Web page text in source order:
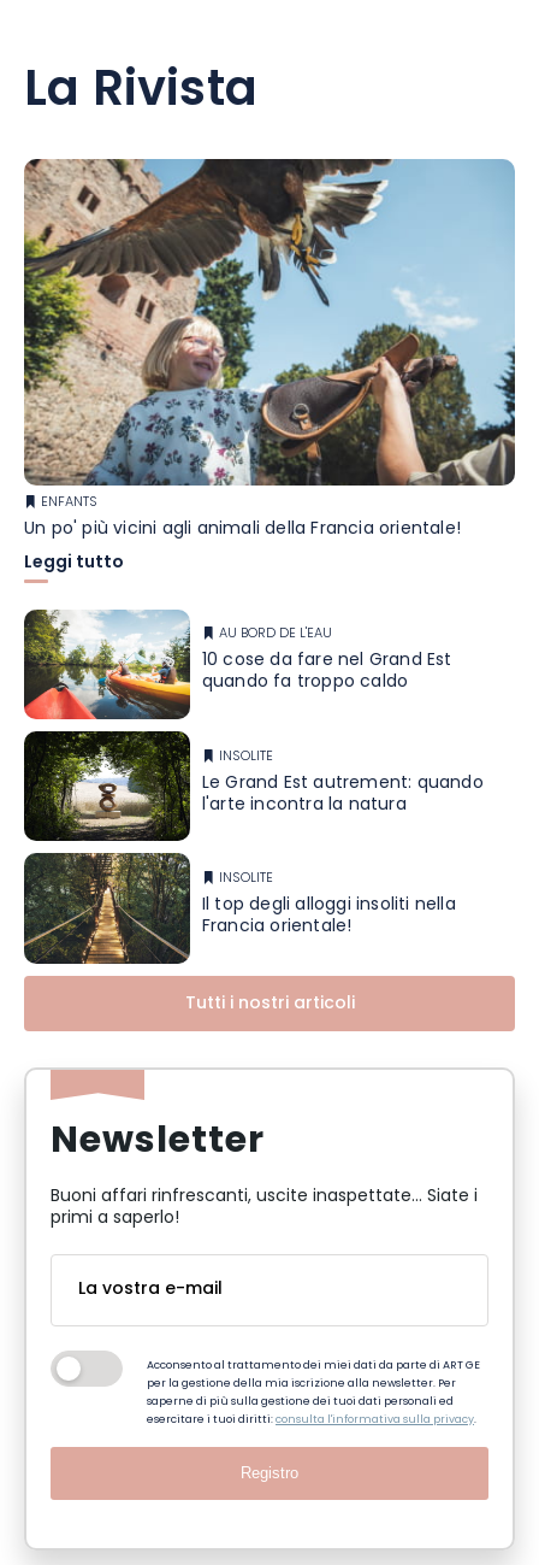
La Rivista
ENFANTS
Un po' più vicini agli animali della Francia orientale!
Leggi tutto
AU BORD DE L'EAU
10 cose da fare nel Grand Est
quando fa troppo caldo
INSOLITE
Le Grand Est autrement: quando
l'arte incontra la natura
INSOLITE
Il top degli alloggi insoliti nella
Francia orientale!
Tutti i nostri articoli
Newsletter
Buoni affari rinfrescanti, uscite inaspettate... Siate i
primi a saperlo!
Acconsento al trattamento dei miei dati da parte di ART GE
per la gestione della mia iscrizione alla newsletter. Per
saperne di più sulla gestione dei tuoi dati personali ed
esercitare i tuoi diritti:consulta l'informativa sulla privacy.
Registro